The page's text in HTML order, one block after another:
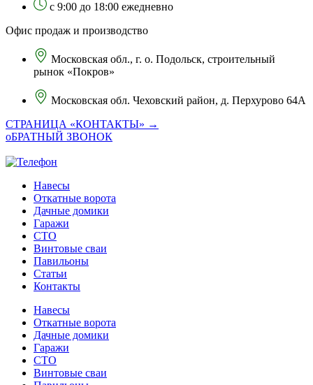
с 9:00 до 18:00 ежедневно
Офис продаж и производство
Московская обл., г. о. Подольск, строительный
рынок «Покров»
Московская обл. Чеховский район, д. Перхурово 64А
СТРАНИЦА «КОНТАКТЫ» →
оБРАТНЫЙ ЗВОНОК
Навесы
Откатные ворота
Дачные домики
Гаражи
СТО
Винтовые сваи
Павильоны
Статьи
Контакты
Навесы
Откатные ворота
Дачные домики
Гаражи
СТО
Винтовые сваи